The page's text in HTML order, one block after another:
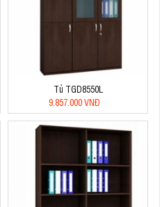
Tủ TGD8550L
9.857.000 VNĐ